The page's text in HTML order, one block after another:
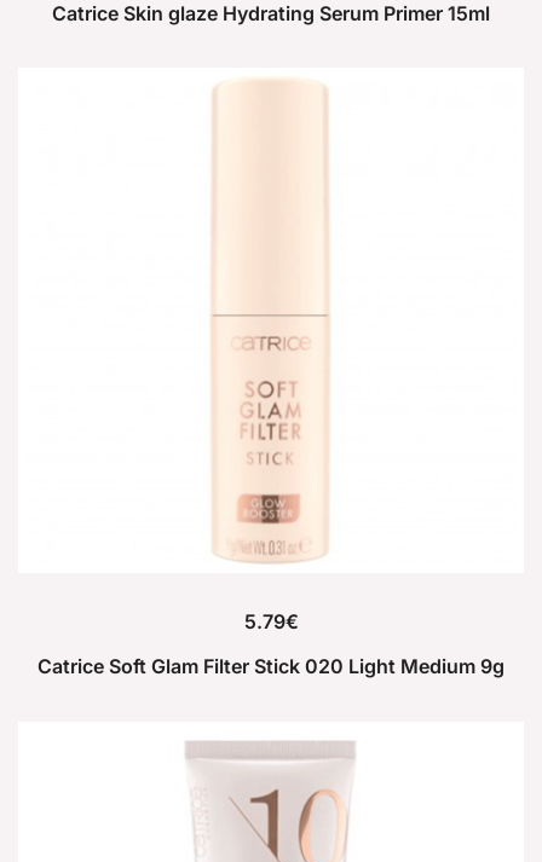
Catrice Skin glaze Hydrating Serum Primer 15ml
5.79€
Catrice Soft Glam Filter Stick 020 Light Medium 9g